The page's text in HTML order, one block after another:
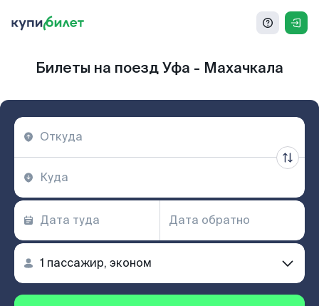
Билеты на поезд Уфа - Махачкала